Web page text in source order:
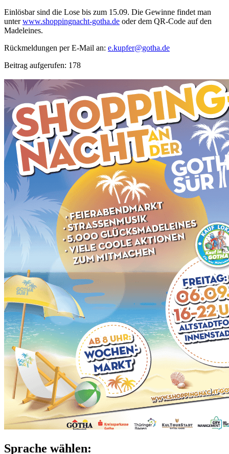
Einlösbar sind die Lose bis zum 15.09. Die Gewinne findet man
unterwww.shoppingnacht-gotha.de oder dem QR-Code auf den
Madeleines.
Rückmeldungen per E-Mail an: e.kupfer@gotha.de
Beitrag aufgerufen: 178
Sprache wählen: